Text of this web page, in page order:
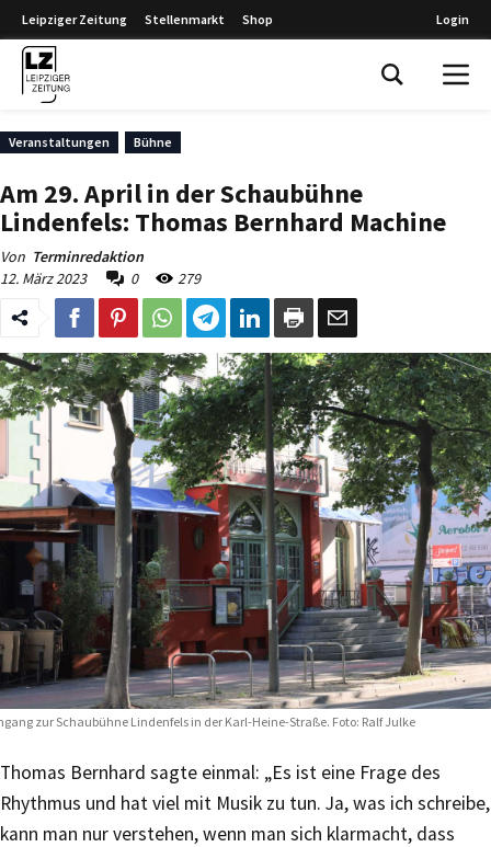
Leipziger Zeitung Stellenmarkt Shop Login
Veranstaltungen Bühne
Am 29. April in der Schaubühne
Lindenfels: Thomas Bernhard Machine
Von Terminredaktion
12. März 2023
0 279
zur Schaubühne Lindenfels in der Karl-Heine-Straße. Foto: Ralf Julke
Thomas Bernhard sagte einmal: „Es ist eine Frage des
Rhythmus und hat viel mit Musik zu tun. Ja, was ich schreibe,
kann man nur verstehen, wenn man sich klarmacht, dass